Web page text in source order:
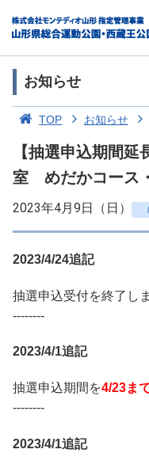
お知らせ
TOP お知らせ
【抽選申込期間
室 めだかコース
2023年4月9日（日）
2023/4/24追記
抽選申込受付を終了し
--------
2023/4/1追記
抽選申込期間を4/23ま
--------
2023/4/1追記